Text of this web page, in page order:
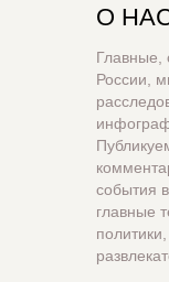
О
Главные,
России,
события
главные